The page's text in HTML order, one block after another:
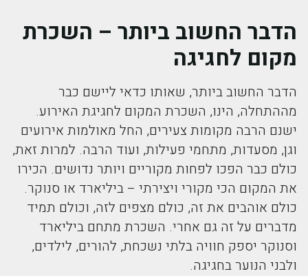
הדבר החשוב ביותר – השכרת
מקום לחגיגה
הדבר החשוב ביותר, שאותו כדאי ליישם כבר
מההתחלה, הינו, השכרת המקום לחגיגת האירוע.
ישנם הרבה מקומות צעירים, החל מאולמות אירועים
וגן, מסעדות, מתחמי פעילות, ועוד הרבה. למרות זאת,
כולם כבר הפכו לפחות מקוריים ויותר נדושים. הכירו
את המקום הכי מקורי ויצירתי – ביליארד או סנוקר.
כולם אוהבים את זה, כולם מצפים לזה, וכולם תמיד
מדברים על זה גם אחרי. השכרת מתחם ביליארד
וסנוקר יספק חוויה בלתי נשכחת, להורים, לילדים,
ולבני הנוער בחגיגה.